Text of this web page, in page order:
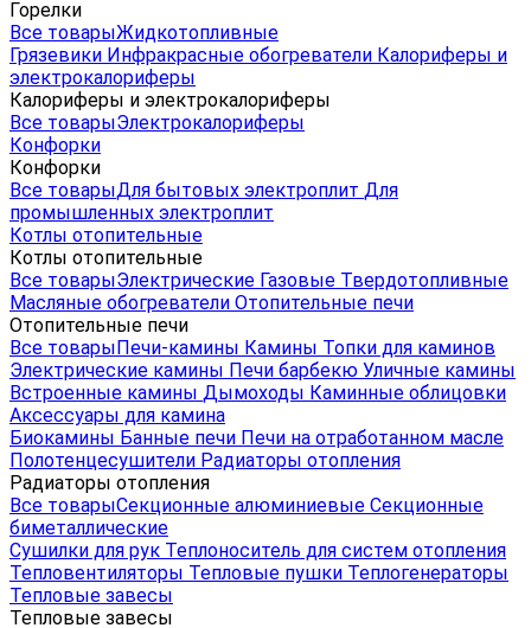
Горелки
Все товарыЖидкотопливные
Грязевики Инфракрасные обогреватели Калориферы и
электрокалориферы
Калориферы и электрокалориферы
Все товарыЭлектрокалориферы
Конфорки
Конфорки
Все товарыДля бытовых электроплит Для
промышленных электроплит
Котлы отопительные
Котлы отопительные
Все товарыЭлектрические Газовые Твердотопливные
Масляные обогреватели Отопительные печи
Отопительные печи
Все товарыПечи-камины Камины Топки для каминов
Электрические камины Печи барбекю Уличные камины
Встроенные камины Дымоходы Каминные облицовки
Аксессуары для камина
Биокамины Банные печи Печи на отработанном масле
Полотенцесушители Радиаторы отопления
Радиаторы отопления
Все товарыСекционные алюминиевые Секционные
биметаллические
Сушилки для рук Теплоноситель для систем отопления
Тепловентиляторы Тепловые пушки Теплогенераторы
Тепловые завесы
Тепловые завесы